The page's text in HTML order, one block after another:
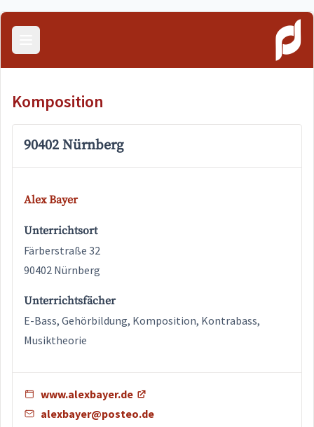
Menü öffnen
Komposition
90402 Nürnberg
Alex Bayer
Unterrichtsort
Färberstraße 32
90402 Nürnberg
Unterrichtsfächer
E-Bass, Gehörbildung, Komposition, Kontrabass,
Musiktheorie
www.alexbayer.de
alexbayer@posteo.de